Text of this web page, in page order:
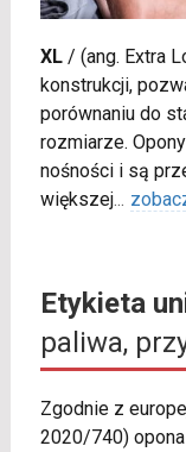
XL/ (ang. Extra
konstrukcji,
porównaniu do
rozmiarze.
nośności i są
większej...
Etykieta
paliwa,
Zgodnie z
2020/740) opona